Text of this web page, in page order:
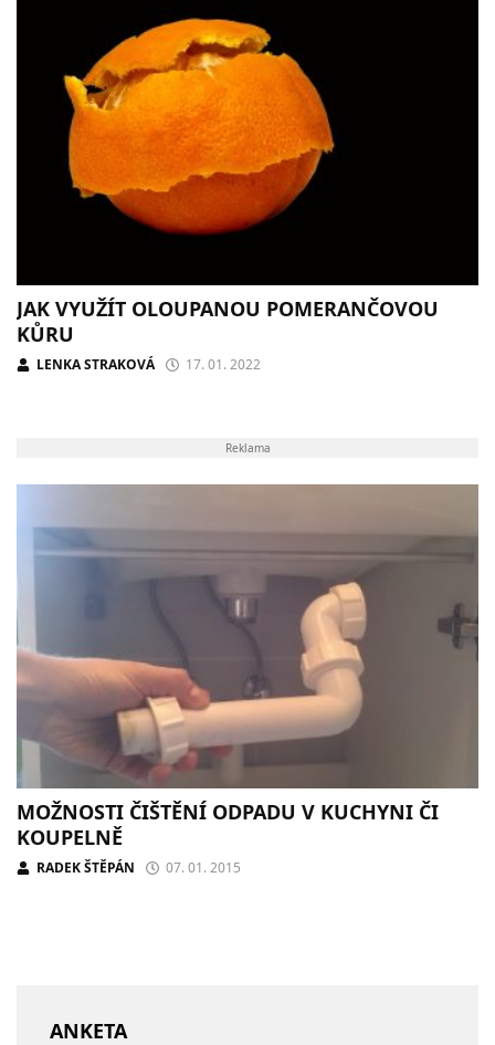
JAK VYUŽÍT OLOUPANOU POMERANČOVOU
KŮRU
LENKA STRAKOVÁ 17. 01. 2022
Reklama
MOŽNOSTI ČIŠTĚNÍ ODPADU V KUCHYNI ČI
KOUPELNĚ
RADEK ŠTĚPÁN 07. 01. 2015
ANKETA